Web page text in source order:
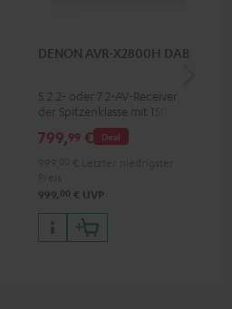
DENON AVR-X2800H DAB
5.2.2- oder 7.2-AV-Receiver
der Spitzenklasse mit 150 Watt
Ausgangsleistung pro Kanal
Deal
799,99 €
999, 00 € UVP